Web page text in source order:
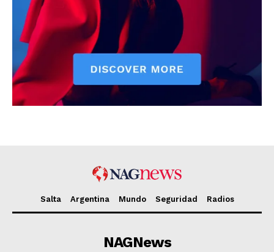
Salta Argentina Mundo Seguridad Radios
NAGNews